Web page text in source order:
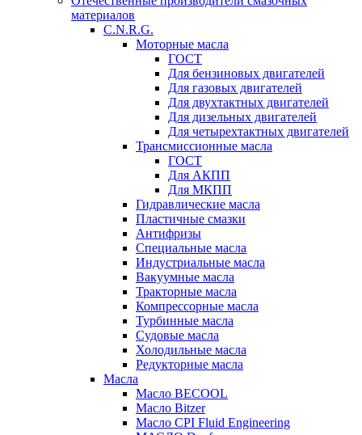
материалов
C.N.R.G.
Моторные масла
ГОСТ
Для бензиновых двигателей
Для газовых двигателей
Для двухтактных двигателей
Для дизельных двигателей
Для четырехтактных двигателей
Трансмиссионные масла
ГОСТ
Для АКПП
Для МКПП
Гидравлические масла
Пластичные смазки
Антифризы
Специальные масла
Индустриальные масла
Вакуумные масла
Тракторные масла
Компрессорные масла
Турбинные масла
Судовые масла
Холодильные масла
Редукторные масла
Масла
Масло BECOOL
Масло Bitzer
Масло CPI Fluid Engineering